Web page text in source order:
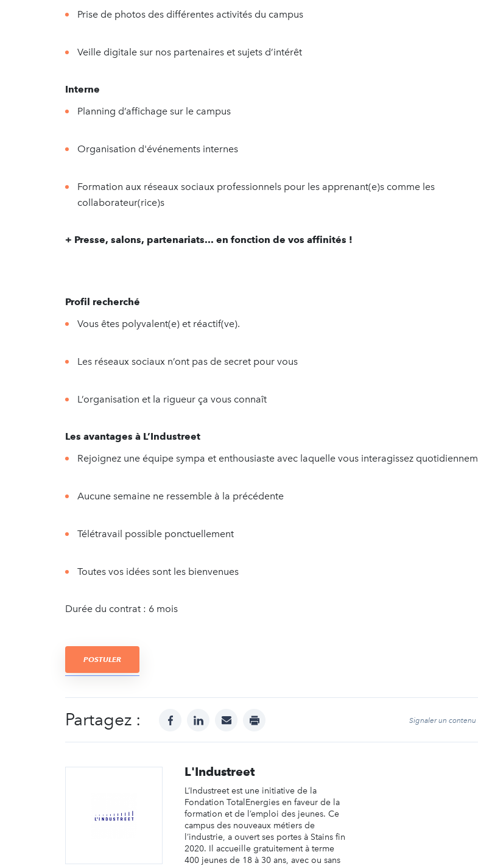
Prise de photos des différentes activités du campus
Veille digitale sur nos partenaires et sujets d’intérêt
Interne
Planning d’affichage sur le campus
Organisation d'événements internes
Formation aux réseaux sociaux professionnels pour les apprenant(e)s comme les
collaborateur(rice)s
+ Presse, salons, partenariats... en fonction de vos affinités !
Profil recherché
Vous êtes polyvalent(e) et réactif(ve).
Les réseaux sociaux n’ont pas de secret pour vous
L’organisation et la rigueur ça vous connaît
Les avantages à L’Industreet
Rejoignez une équipe sympa et enthousiaste avec laquelle vous interagissez
Aucune semaine ne ressemble à la précédente
Télétravail possible ponctuellement
Toutes vos idées sont les bienvenues
Durée du contrat : 6 mois
POSTULER
Partagez : facebooklinkedinmail print Signaler un
L'Industreet
L’Industreet est une initiative de la
Fondation TotalEnergies en faveur de la
formation et de l’emploi des jeunes. Ce
campus des nouveaux métiers de
l’industrie, a ouvert ses portes à Stains fin
2020. Il accueille gratuitement à terme
400 jeunes de 18 à 30 ans, avec ou sans